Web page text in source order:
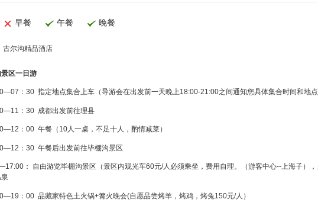
早餐 午餐 晚餐
古尔沟精品酒店
区一日游
：30 指定地点集合上车（导游会在出发前一天晚上18:00-21:00之间通知您具体集合时间和地
：30 成都出发前往理县
：00 午餐（10人一桌，不足十人，酌情减菜）
：30 午餐后出发前往毕棚沟景区
： 自由游览毕棚沟景区（景区内观光车60元/人必须乘坐，费用自理。（游客中心--上海子）
：00 品藏家特色土火锅+篝火晚会(自愿品尝烤羊，烤鸡，烤兔150元/人）